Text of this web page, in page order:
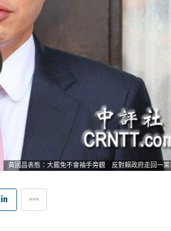
黃國昌表態：大罷免不會袖手旁觀 反對賴政府走回一黨